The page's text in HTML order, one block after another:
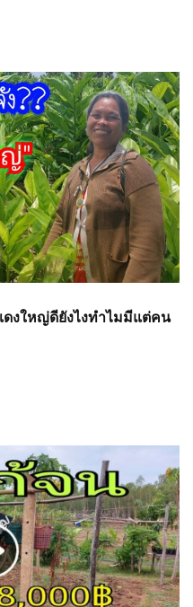
งใหญ่ดียังไงทำไมมีแต่คน